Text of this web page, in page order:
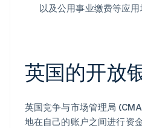
以及公用事业缴费等应
英国的开放
英国竞争与市场管理局
地在自己的账户之间进行资